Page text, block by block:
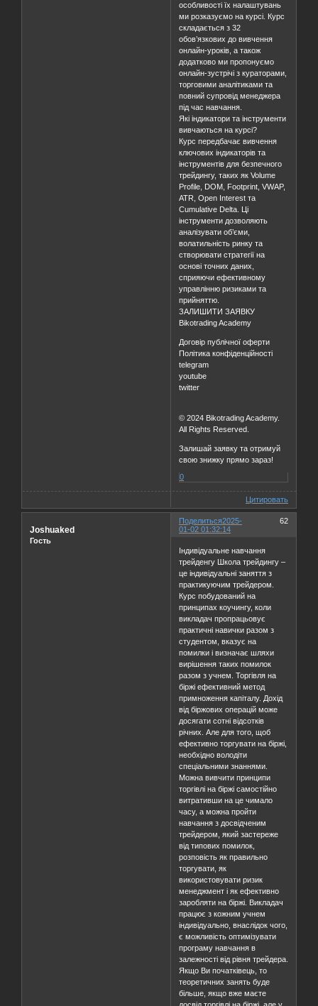
особливості їх налаштувань
ми розказуємо на курсі. Курс
складається з 32
обов’язкових до вивчення
онлайн-уроків, а також
додатково ми пропонуємо
онлайн-зустрічі з кураторами,
торговими аналітиками та
повний супровід менеджера
під час навчання.
Які індикатори та інструменти
вивчаються на курсі?
Курс передбачає вивчення
ключових індикаторів та
інструментів для безпечного
трейдингу, таких як Volume
Profile, DOM, Footprint, VWAP,
ATR, Open Interest та
Cumulative Delta. Ці
інструменти дозволяють
аналізувати об’єми,
волатильність ринку та
створювати стратегії на
основі точних даних,
сприяючи ефективному
управлінню ризиками та
прийняттю.
ЗАЛИШИТИ ЗАЯВКУ
Bikotrading Academy
Договір публічної оферти
Політика конфіденційності
telegram
youtube
twitter
© 2024 Bikotrading Academy.
All Rights Reserved.
Залишай заявку та отримуй
свою знижку прямо зараз!
0
Цитировать
Поделиться 62
2025-
01-02 01:32:14
Joshuaked
Гость
Індивідуальне навчання
трейденгу Школа трейдингу –
це індивідуальні заняття з
практикуючим трейдером.
Курс побудований на
принципах коучингу, коли
викладач пропрацьовує
практичні навички разом з
студентом, вказує на
помилки і визначає шляхи
вирішення таких помилок
разом з учнем. Торгівля на
біржі ефективний метод
примноження капіталу. Дохід
від біржових операцій може
досягати сотні відсотків
річних. Але для того, щоб
ефективно торгувати на біржі,
необхідно володіти
спеціальними знаннями.
Можна вивчити принципи
торгівлі на біржі самостійно
витративши на це чимало
часу, а можна пройти
навчання з досвідченим
трейдером, який застереже
від типових помилок,
розповість як правильно
торгувати, як
використовувати ризик
менеджмент і як ефективно
заробляти на біржі. Викладач
працює з кожним учнем
індивідуально, внаслідок чого,
є можливість оптимізувати
програму навчання в
залежності від рівня трейдера.
Якщо Ви початківець, то
теоретичних занять буде
більше, якщо вже маєте